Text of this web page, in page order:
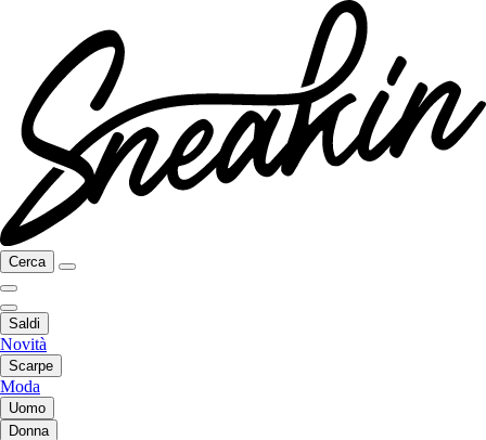
Cerca
Saldi
Novità
Scarpe
Moda
Uomo
Donna